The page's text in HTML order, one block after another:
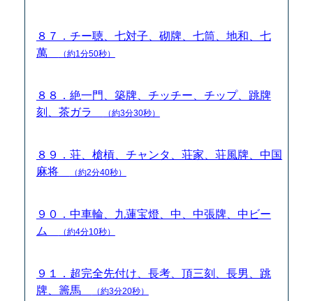
８７．チー聴、七対子、砌牌、七筒、地和、七
萬
（約1分50秒）
８８．絶一門、築牌、チッチー、チップ、跳牌
刻、茶ガラ
（約3分30秒）
８９．荘、槍槓、チャンタ、荘家、荘風牌、中国
麻将
（約2分40秒）
９０．中車輪、九蓮宝燈、中、中張牌、中ビー
ム
（約4分10秒）
９１．超完全先付け、長考、頂三刻、長男、跳
牌、籌馬
（約3分20秒）